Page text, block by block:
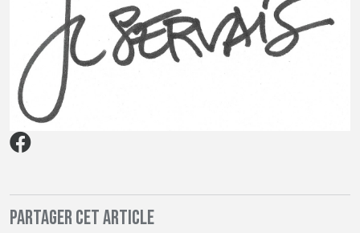
Partager cet article